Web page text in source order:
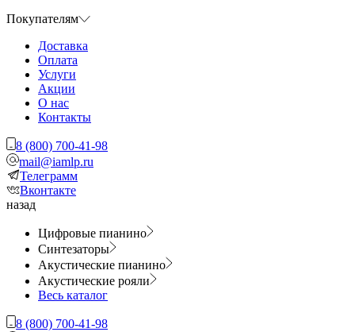
Покупателям
Доставка
Оплата
Услуги
Акции
О нас
Контакты
8 (800) 700-41-98
mail@iamlp.ru
Телеграмм
Вконтакте
назад
Цифровые пианино
Синтезаторы
Акустические пианино
Акустические рояли
Весь каталог
8 (800) 700-41-98